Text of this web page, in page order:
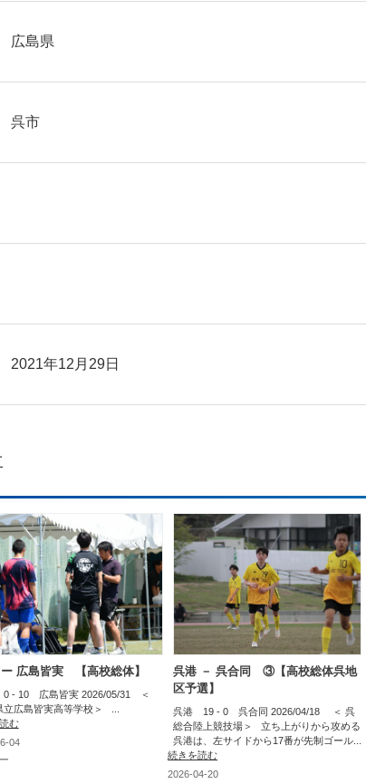
広島県
呉市
2021年12月29日
広島皆実 【高校総体】
- 10 広島皆実 2026/05/31 ＜
立広島皆実高等学校＞ ...
む
04
呉港 － 呉合同 ③【高校総体呉地
区予選】
呉港 19 - 0 呉合同 2026/04/18 ＜ 呉
総合陸上競技場＞ 立ち上がりから攻める
呉港は、左サイドから17番が先制ゴール...
続きを読む
2026-04-20